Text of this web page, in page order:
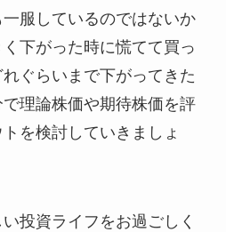
服しているのではないか
下がった時に慌てて買っ
ぐらいまで下がってきた
理論株価や期待株価を評
を検討していきましょ
投資ライフをお過ごしく